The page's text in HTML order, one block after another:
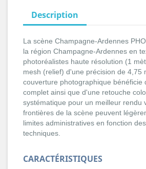
Description
La scène Champagne-Ardennes
la région Champagne-Ardennes en
photoréalistes haute résolution (1
mesh (relief) d'une précision de 4,75
couverture photographique bénéficie
complet ainsi que d'une retouche
systématique pour un meilleur rendu
frontières de la scène peuvent
limites administratives en fonction
techniques.
CARACTÉRISTIQUES